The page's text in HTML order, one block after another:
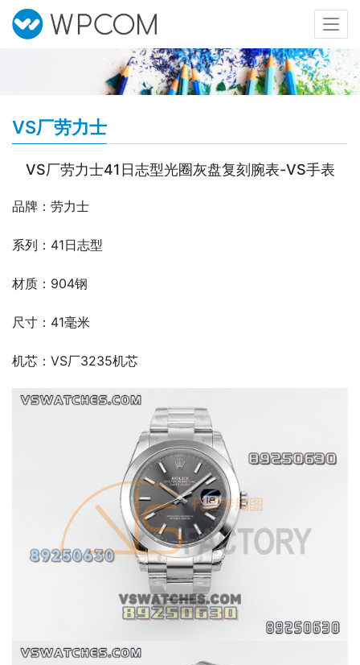
VS厂劳力士
VS厂劳力士41日志型光圈灰盘复刻腕表-VS手表
品牌：劳力士
系列：41日志型
材质：904钢
尺寸：41毫米
机芯：VS厂3235机芯